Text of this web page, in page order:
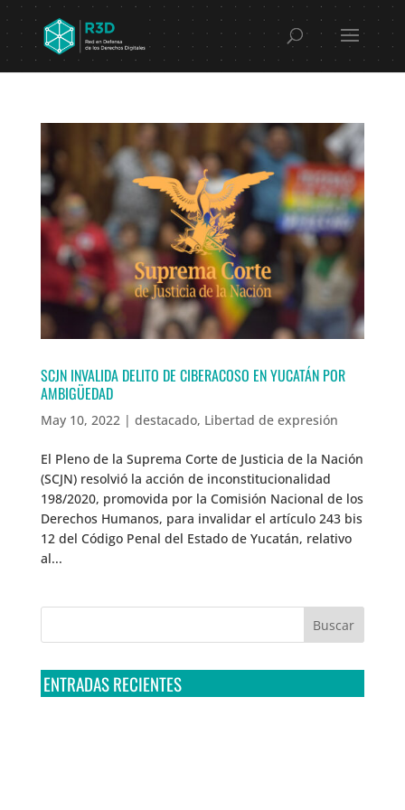
SCJN INVALIDA DELITO DE CIBERACOSO EN YUCATÁN POR
AMBIGÜEDAD
May 10, 2022| destacado, Libertad de expresión
El Pleno de la Suprema Corte de Justicia de la Nación
(SCJN) resolvió la acción de inconstitucionalidad
198/2020, promovida por la Comisión Nacional de los
Derechos Humanos, para invalidar el artículo 243 bis
12 del Código Penal del Estado de Yucatán, relativo
al...
ENTRADAS RECIENTES